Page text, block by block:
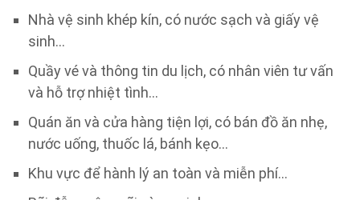
Nhà vệ sinh khép kín, có nước sạch và giấy vệ
sinh…
Quầy vé và thông tin du lịch, có nhân viên tư vấn
và hỗ trợ nhiệt tình…
Quán ăn và cửa hàng tiện lợi, có bán đồ ăn nhẹ,
nước uống, thuốc lá, bánh kẹo…
Khu vực để hành lý an toàn và miễn phí…